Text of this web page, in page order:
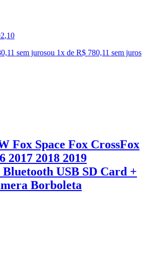
,10
sem jurosou 1x de R$ 780,11 sem juros
Fox Space Fox CrossFox
2017 2018 2019
USB SD Card +
Borboleta